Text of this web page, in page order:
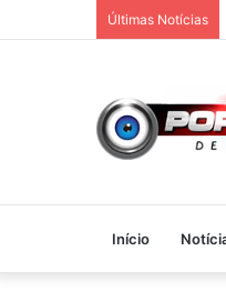
Últimas Notícias
Início